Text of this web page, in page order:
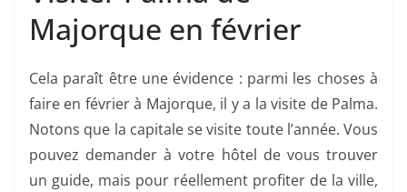
Majorque en février
Cela paraît être une évidence : parmi les choses à
faire en février à Majorque, il y a la visite de Palma.
Notons que la capitale se visite toute l’année. Vous
pouvez demander à votre hôtel de vous trouver
un guide, mais pour réellement profiter de la ville,